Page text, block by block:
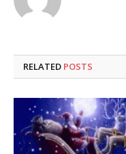
RELATED POSTS